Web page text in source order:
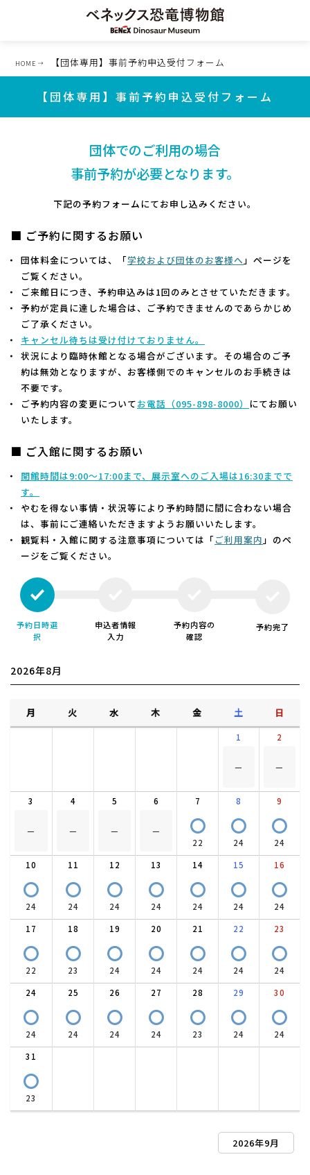
HOME 【団体専用】事前予約申込受付フォーム
【団体専用】事前予約申込受付フォーム
団体でのご利用の場合
事前予約が必要となります。
下記の予約フォームにてお申し込みください。
■ ご予約に関するお願い
団体料金については、「学校および団体のお客様へ」ページを
ご覧ください。
ご来館日につき、予約申込みは1回のみとさせていただきます。
予約が定員に達した場合は、ご予約できませんのであらかじめ
ご了承ください。
キャンセル待ちは受け付けておりません。
状況により臨時休館となる場合がございます。その場合のご予
約は無効となりますが、お客様側でのキャンセルのお手続きは
不要です。
ご予約内容の変更についてお電話（095-898-8000） にてお願い
いたします。
■ ご入館に関するお願い
開館時間は9:00～17:00まで、展示室へのご入場は16:30までで
す。
やむを得ない事情・状況等により予約時間に間に合わない場合
は、事前にご連絡いただきますようお願いいたします。
観覧料・入館に関する注意事項については「ご利用案内」のペ
ージをご覧ください。
予約日時選
択
申込者情報
入力
予約内容の
確認
予約完了
2026年8月
月 火 水 木 金 土 日
1
－
2
－
3
－
4
－
5
－
6
－
7
〇
22
8
〇
24
9
〇
24
10
〇
24
11
〇
24
12
〇
24
13
〇
24
14
〇
24
15
〇
24
16
〇
24
17
〇
22
18
〇
23
19
〇
24
20
〇
24
21
〇
24
22
〇
24
23
〇
24
24
〇
24
25
〇
24
26
〇
24
27
〇
24
28
〇
23
29
〇
24
30
〇
24
31
〇
23
2026年9月